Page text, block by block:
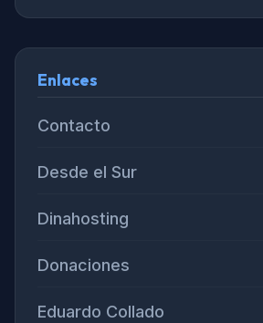
Enlaces
Contacto
Desde el Sur
Dinahosting
Donaciones
Eduardo Collado